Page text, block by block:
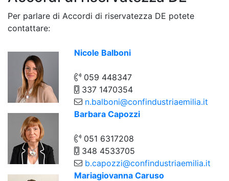
Per parlare di Accordi di riservatezza DE potete
contattare:
Nicole Balboni
059 448347
337 1470354
n.balboni@confindustriaemilia.it
Barbara Capozzi
051 6317208
348 4533705
b.capozzi@confindustriaemilia.it
Mariagiovanna Caruso